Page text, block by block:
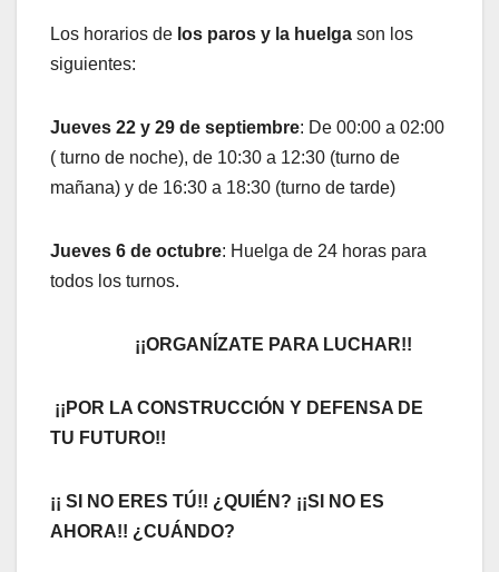
Los horarios de los paros y la huelga son los
siguientes:
Jueves 22 y 29 de septiembre: De 00:00 a 02:00
( turno de noche), de 10:30 a 12:30 (turno de
mañana) y de 16:30 a 18:30 (turno de tarde)
Jueves 6 de octubre: Huelga de 24 horas para
todos los turnos.
¡¡ORGANÍZATE PARA LUCHAR!!
¡¡POR LA CONSTRUCCIÓN Y DEFENSA DE
TU FUTURO!!
¡¡ SI NO ERES TÚ!! ¿QUIÉN? ¡¡SI NO ES
AHORA!! ¿CUÁNDO?